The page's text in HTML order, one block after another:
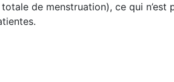
de menstruation), ce qui n’est